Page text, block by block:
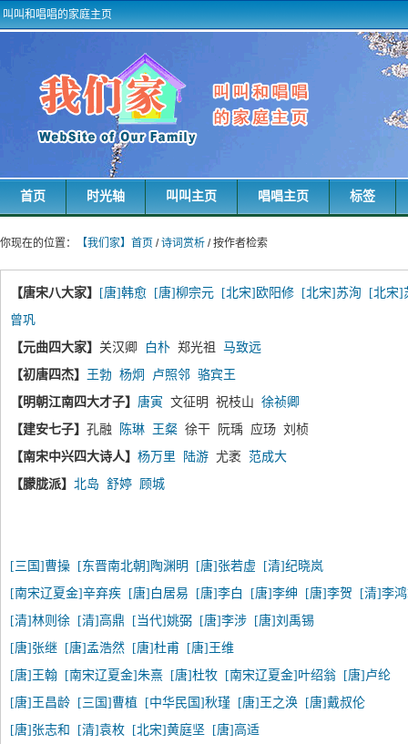
叫叫和唱唱的家庭主页
首页 时光轴 叫叫主页 唱唱主页 标签
你现在的位置： 【我们家】首页 /诗词赏析 / 按作者检索
【唐宋八大家】 [唐]韩愈 [唐]柳宗元 [北宋]欧阳修 [北宋]苏洵
[北宋]
曾巩
【元曲四大家】 关汉卿 白朴 郑光祖 马致远
【初唐四杰】
王勃 杨炯 卢照邻 骆宾王
【明朝江南四大才子】 唐寅 文征明 祝枝山 徐祯卿
【建安七子】 孔融 陈琳 王粲 徐干 阮瑀 应玚 刘桢
【南宋中兴四大诗人】 杨万里 陆游 尤袤 范成大
【朦胧派】 北岛 舒婷 顾城
[三国]曹操 [东晋南北朝]陶渊明 [唐]张若虚
[清]纪晓岚
[南宋辽夏金]辛弃疾
[唐]白居易 [唐]李白 [唐]李绅 [唐]李贺
[清]李
[清]林则徐
[清]高鼎 [当代]姚弼 [唐]李涉
[唐]刘禹锡
[唐]张继
[唐]孟浩然 [唐]杜甫
[唐]王维
[唐]王翰
[南宋辽夏金]朱熹 [唐]杜牧 [南宋辽夏金]叶绍翁
[唐]卢纶
[唐]王昌龄
[三国]曹植 [中华民国]秋瑾 [唐]王之涣
[唐]戴叔伦
[唐]张志和
[清]袁枚 [北宋]黄庭坚
[唐]高适